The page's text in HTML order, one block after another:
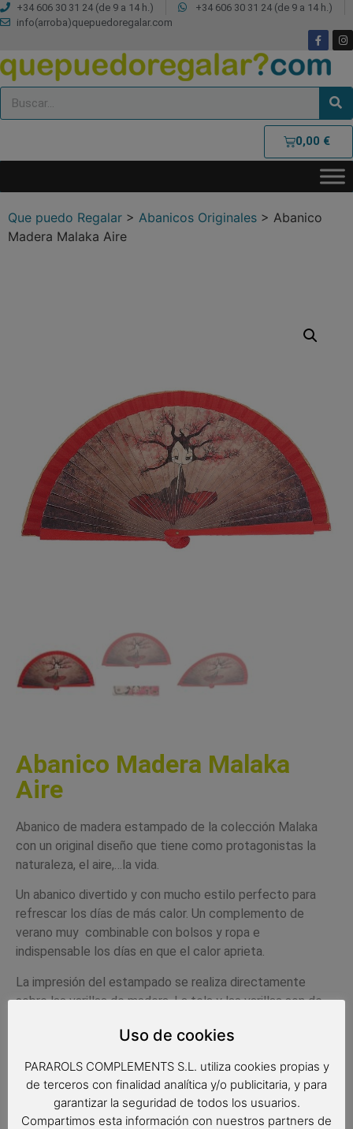
+34 606 30 31 24 (de 9 a 14 h.)
+34 606 30 31 24 (de 9 a 14 h.)
info(arroba)quepuedoregalar.com
0,00 €
Que puedo Regalar > Abanicos Originales > Abanico
Madera Malaka Aire
Abanico Madera Malaka
Aire
Abanico de madera estampado de la colección Malaka
con un original diseño que tiene como protagonistas la
naturaleza, el aire,…la vida.
Un abanico divertido y con mucho estilo perfecto para
refrescar los días de más calor. Un complemento de
verano muy combinable con bolsos y ropa e
indispensable los días en que el calor aprieta.
La impresión del estampado se realiza directamente
sobre las varillas de madera. La tela y las varillas son de
gratuita con un diseño exclusivo de Malaka.
Un regalo muy completo y original a la vez que muy
práctico.
Uso de cookies
PARAROLS COMPLEMENTS S.L. utiliza cookies propias y
de terceros con finalidad analítica y/o publicitaria, y para
garantizar la seguridad de todos los usuarios.
Compartimos esta información con nuestros partners de